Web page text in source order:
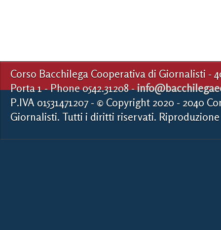
Corso Bacchilega Cooperativa di Giornalisti -
Porta 1 - Phone 0542.31208 -
P.IVA 01531471207 - © Copyright 2020 - 2040
Giornalisti. Tutti i diritti riservati.